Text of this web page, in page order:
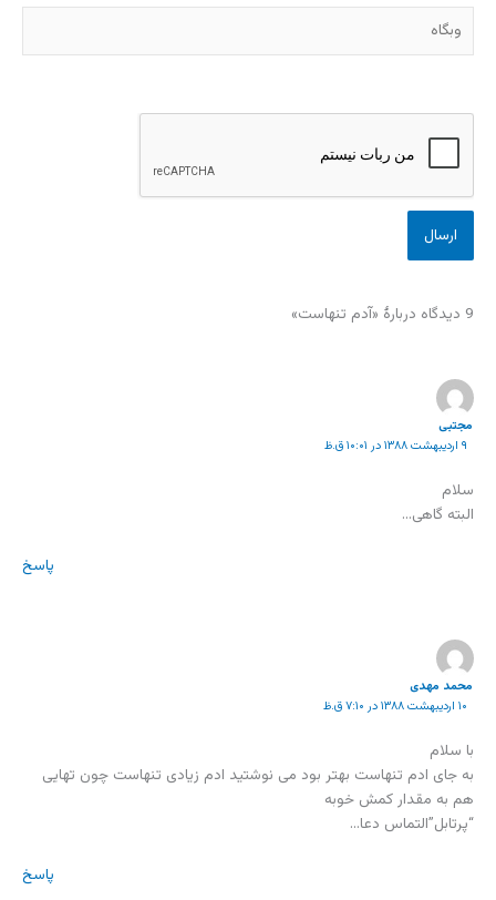
وبگاه
9 دیدگاه دربارهٔ «آدم تنهاست»
مجتبی
۹ اردیبهشت ۱۳۸۸ در ۱۰:۰۱ ق.ظ
سلام
البته گاهی…
پاسخ
محمد مهدی
۱۰ اردیبهشت ۱۳۸۸ در ۷:۱۰ ق.ظ
با سلام
به جای ادم تنهاست بهتر بود می نوشتید ادم زیادی تنهاست چون تهایی
هم به مقدار کمش خوبه
“پرتابل”التماس دعا…
پاسخ